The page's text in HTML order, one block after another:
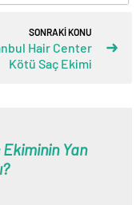
SONRAKİ KONU
Hair Center
Kötü Saç Ekimi
Ekiminin Yan